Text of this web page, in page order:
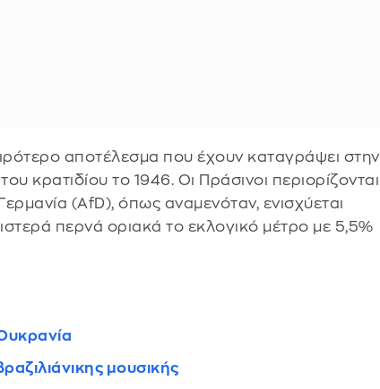
αποτέλεσμα που έχουν καταγράψει στην
κρατιδίου το 1946. Οι Πράσινοι περιορίζονται
(AfD), όπως αναμενόταν, ενισχύεται
περνά οριακά το εκλογικό μέτρο με 5,5%
μουσικής